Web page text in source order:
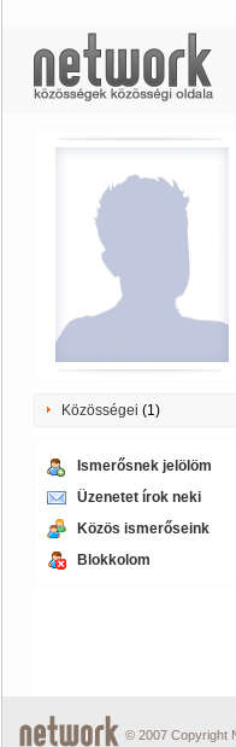
Közösségei (1)
Ismerősnek jelölöm
Üzenetet írok neki
Közös ismerőseink
Blokkolom
© 2007 Copyright